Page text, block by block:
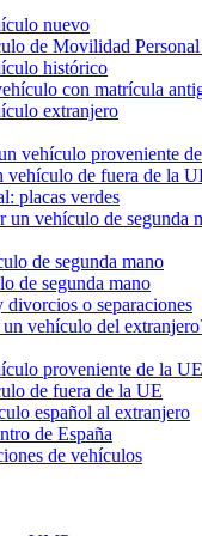
nuevo
de Movilidad
histórico
con matrícula
extranjero
vehículo proveniente
vehículo de fuera de la
placas verdes
un vehículo de segunda
de segunda mano
de segunda mano
divorcios o separaciones
vehículo del
proveniente de la UE
de fuera de la UE
español al extranjero
de España
de vehículos